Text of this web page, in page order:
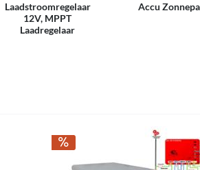
Laadstroomregelaar
12V, MPPT
Laadregelaar
Accu